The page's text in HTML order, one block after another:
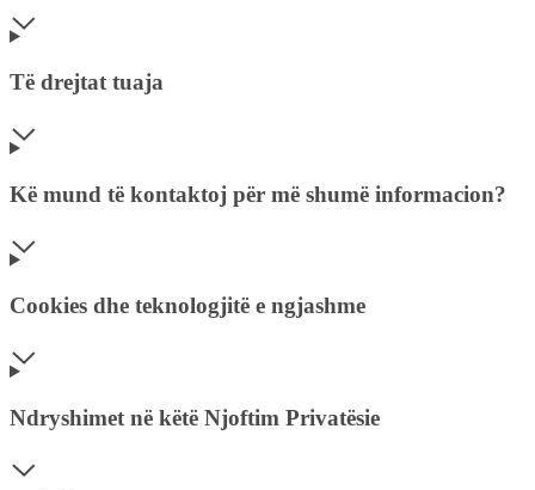
Të drejtat tuaja
Kë mund të kontaktoj për më shumë informacion?
Cookies dhe teknologjitë e ngjashme
Ndryshimet në këtë Njoftim Privatësie